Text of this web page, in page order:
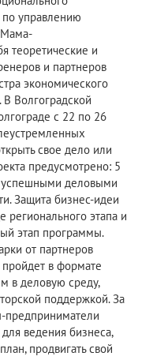
по управлению
теоретические и
и партнеров
экономического
Волгоградской
с 22 по 26
свое дело или
предусмотрено: 5
успешными деловыми
Защита бизнес-идеи
регионального этапа и
этап программы.
от партнеров
в формате
в деловую среду,
поддержкой. За
предприниматели
ведения бизнеса,
продвигать свой